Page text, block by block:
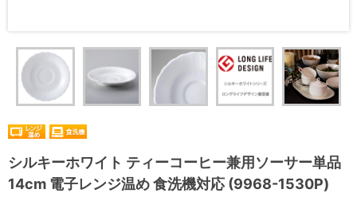
シルキーホワイト ティーコーヒー兼用ソーサー単品
14cm 電子レンジ温め 食洗機対応 (9968-1530P)